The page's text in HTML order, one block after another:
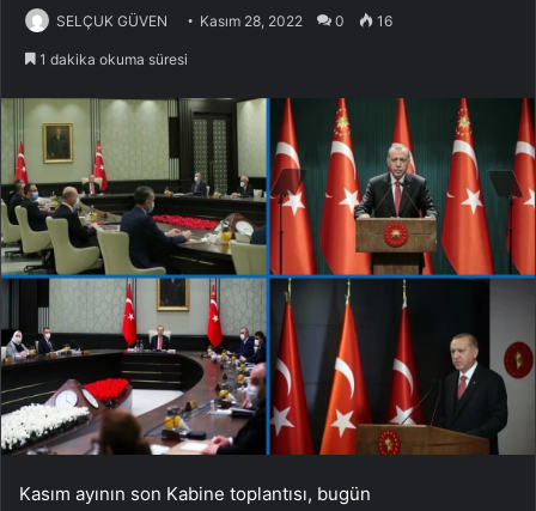
SELÇUK GÜVEN Kasım 28, 2022 0 16
1 dakika okuma süresi
Kasım ayının son Kabine toplantısı, bugün